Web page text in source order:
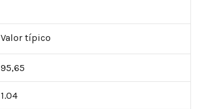
Valor típico
95,65
1.04